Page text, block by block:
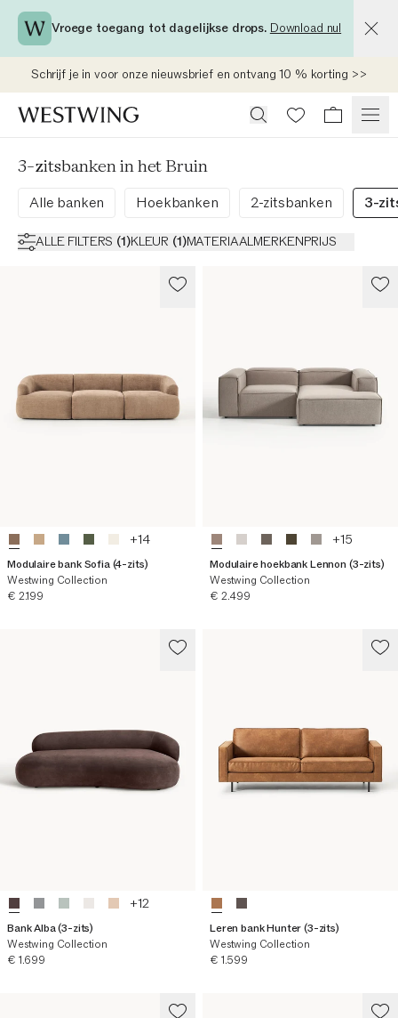
Vroege toegang tot dagelijkse drops. Download nu!
Schrijf je in voor onze nieuwsbrief en ontvang 10 % korting >>
Alle banken Hoekbanken 2-zitsbanken 3-
3-zitsbanken in het Bruin
ALLE FILTERS (1)KLEUR (1)MATERIAALMERKENPRIJS
+14
Modulaire bank Sofia (4-zits)
Westwing Collection
Huidige prijs
€ 2.199
+15
Modulaire hoekbank Lennon (3-zits)
Westwing Collection
Huidige prijs
€ 2.499
+12
Bank Alba (3-zits)
Westwing Collection
Huidige prijs
€ 1.699
Leren bank Hunter (3-zits)
Westwing Collection
Huidige prijs
€ 1.599